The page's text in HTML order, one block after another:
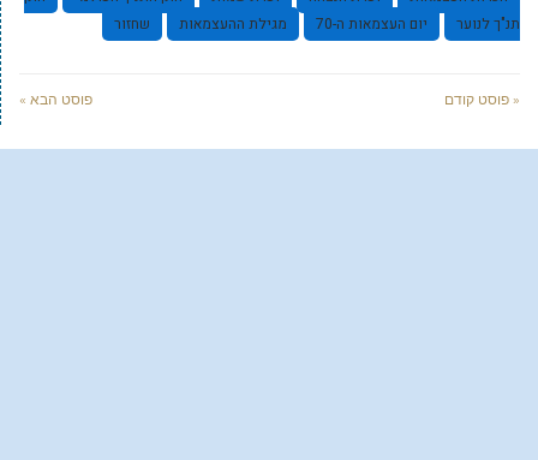
תנ"ך לנוער
יום העצמאות ה-70 מגילת ההעצמאות שחזור
« פוסט קודם פוסט הבא »